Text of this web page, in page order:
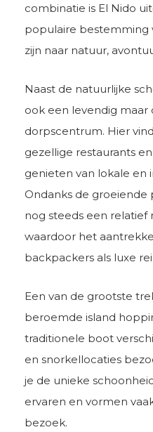
combinatie is El Nido
populaire bestemming
zijn naar natuur,
Naast de natuurlijke
ook een levendig maar
dorpscentrum. Hier
gezellige restaurants
genieten van lokale en
Ondanks de
nog steeds een relatief
waardoor het
backpackers als luxe
Een van de grootste
beroemde island
traditionele boot
en snorkellocaties
je de unieke
ervaren en vormen
bezoek.